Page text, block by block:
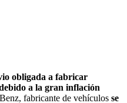
obligada a fabricar
a la gran inflación
fabricante de vehículos se